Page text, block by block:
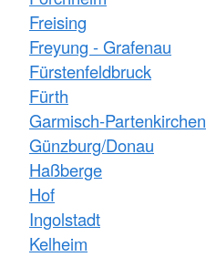
Freising
Freyung - Grafenau
Fürstenfeldbruck
Fürth
Garmisch-Partenkirchen
Günzburg/Donau
Haßberge
Hof
Ingolstadt
Kelheim